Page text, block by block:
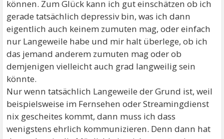
können. Zum Glück kann ich gut einschätzen ob ich
gerade tatsächlich depressiv bin, was ich dann
eigentlich auch keinem zumuten mag, oder einfach
nur Langeweile habe und mir halt überlege, ob ich
das jemand anderem zumuten mag oder ob
demjenigen vielleicht auch grad langweilig sein
könnte.
Nur wenn tatsächlich Langeweile der Grund ist, weil
beispielsweise im Fernsehen oder Streamingdienst
nix gescheites kommt, dann muss ich dass
wenigstens ehrlich kommunizieren. Denn dann hat